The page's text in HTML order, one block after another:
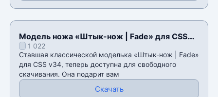
Модель ножа «Штык-нож | Fade» для CSS
v341 022
Ставшая классической моделька «Штык-нож | Fade»
для CSS v34, теперь доступна для свободного
скачивания. Она подарит вам
Скачать